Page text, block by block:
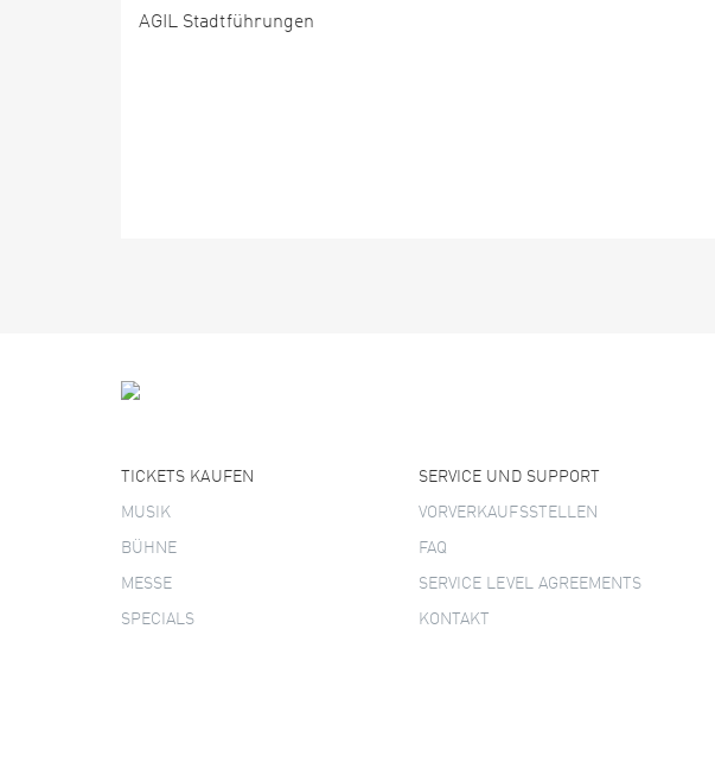
AGIL Stadtführungen
TICKETS KAUFEN
MUSIK
BÜHNE
MESSE
SPECIALS
SERVICE UND SUPPORT
VORVERKAUFSSTELLEN
FAQ
SERVICE LEVEL AGREEMENTS
KONTAKT